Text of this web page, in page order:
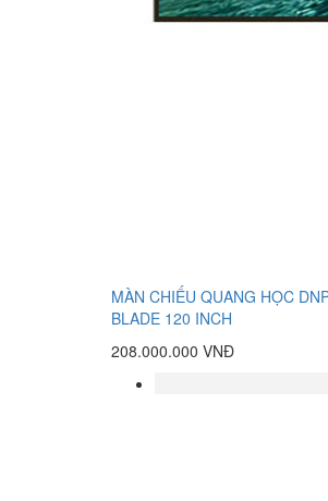
MÀN CHIẾU QUANG HỌC
BLADE 120 INCH
208.000.000 VNĐ